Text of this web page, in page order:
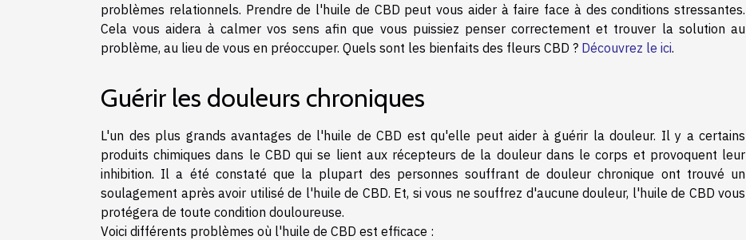
problèmes relationnels. Prendre de l'huile de CBD peut vous aider à faire face à des conditions stressantes.
Cela vous aidera à calmer vos sens afin que vous puissiez penser correctement et trouver la solution au
problème, au lieu de vous en préoccuper. Quels sont les bienfaits des fleurs CBD ? Découvrez le ici.
Guérir les douleurs chroniques
L'un des plus grands avantages de l'huile de CBD est qu'elle peut aider à guérir la douleur. Il y a certains
produits chimiques dans le CBD qui se lient aux récepteurs de la douleur dans le corps et provoquent leur
inhibition. Il a été constaté que la plupart des personnes souffrant de douleur chronique ont trouvé un
soulagement après avoir utilisé de l'huile de CBD. Et, si vous ne souffrez d'aucune douleur, l'huile de CBD vous
protégera de toute condition douloureuse.
Voici différents problèmes où l'huile de CBD est efficace :